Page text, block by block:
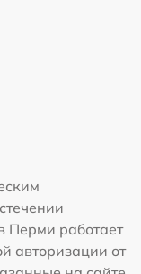
Перми работает
авторизации от